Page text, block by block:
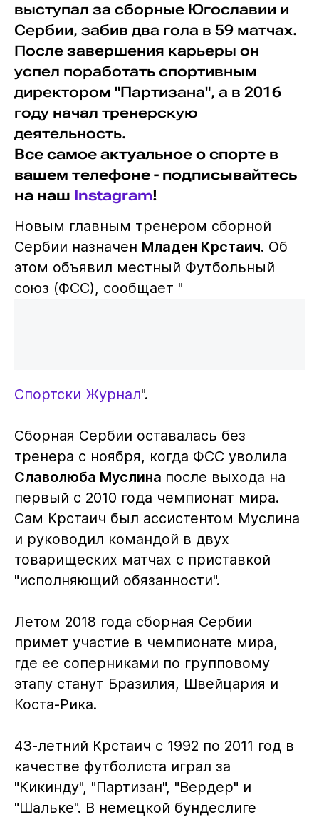
выступал за сборные Югославии и
Сербии, забив два гола в 59 матчах.
После завершения карьеры он
успел поработать спортивным
директором "Партизана", а в 2016
году начал тренерскую
деятельность.
Все самое актуальное о спорте в
вашем телефоне - подписывайтесь
на наш Instagram!
Новым главным тренером сборной
Сербии назначен Младен Крстаич. Об
этом объявил местный Футбольный
союз (ФСС), сообщает "
Спортски Журнал".
Сборная Сербии оставалась без
тренера с ноября, когда ФСС уволила
Славолюба Муслина после выхода на
первый с 2010 года чемпионат мира.
Сам Крстаич был ассистентом Муслина
и руководил командой в двух
товарищеских матчах с приставкой
"исполняющий обязанности".
Летом 2018 года сборная Сербии
примет участие в чемпионате мира,
где ее соперниками по групповому
этапу станут Бразилия, Швейцария и
Коста-Рика.
43-летний Крстаич с 1992 по 2011 год в
качестве футболиста играл за
"Кикинду", "Партизан", "Вердер" и
"Шальке". В немецкой бундеслиге